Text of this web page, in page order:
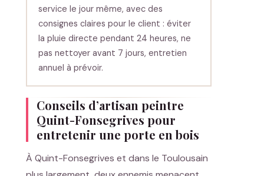
service le jour même, avec des
consignes claires pour le client : éviter
la pluie directe pendant 24 heures, ne
pas nettoyer avant 7 jours, entretien
annuel à prévoir.
Conseils d’artisan peintre
Quint-Fonsegrives pour
entretenir une porte en bois
À Quint-Fonsegrives et dans le Toulousain